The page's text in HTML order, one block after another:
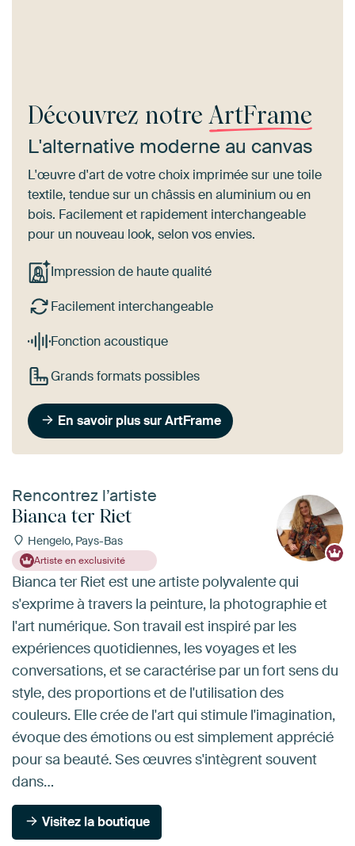
Découvrez notreArtFrame
L'alternative moderne au canvas
L'œuvre d'art de votre choix imprimée sur une toile
textile, tendue sur un châssis en aluminium ou en
bois. Facilement et rapidement interchangeable
pour un nouveau look, selon vos envies.
Impression de haute qualité
Facilement interchangeable
Fonction acoustique
Grands formats possibles
En savoir plus sur ArtFrame
Rencontrez l’artiste
Bianca ter Riet
Hengelo, Pays-Bas
Artiste en exclusivité
Bianca ter Riet est une artiste polyvalente qui
s'exprime à travers la peinture, la photographie et
l'art numérique. Son travail est inspiré par les
expériences quotidiennes, les voyages et les
conversations, et se caractérise par un fort sens du
style, des proportions et de l'utilisation des
couleurs. Elle crée de l'art qui stimule l'imagination,
évoque des émotions ou est simplement apprécié
pour sa beauté. Ses œuvres s'intègrent souvent
dans…
Visitez la boutique